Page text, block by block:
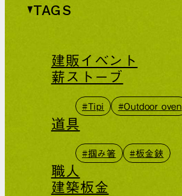
TAGS
建販イベント
薪ストーブ
#Tipi #Outdoor oven
道具
#掴み箸 #板金鋏
職人
建築板金